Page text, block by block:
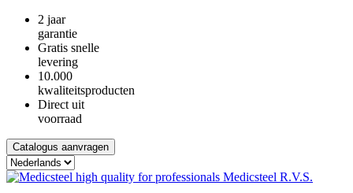
2 jaar
garantie
Gratis snelle
levering
10.000
kwaliteitsproducten
Direct uit
voorraad
Catalogus aanvragen